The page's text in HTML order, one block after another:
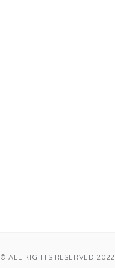
© ALL RIGHTS RESERVED 2022